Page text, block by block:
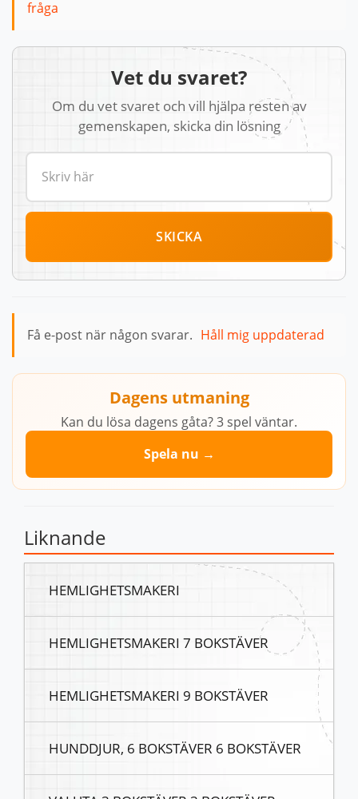
fråga
Vet du svaret?
Om du vet svaret och vill hjälpa resten av
gemenskapen, skicka din lösning
SKICKA
Få e-post när någon svarar. Håll mig uppdaterad
Dagens utmaning
Kan du lösa dagens gåta? 3 spel väntar.
Spela nu →
Liknande
HEMLIGHETSMAKERI
HEMLIGHETSMAKERI 7 BOKSTÄVER
HEMLIGHETSMAKERI 9 BOKSTÄVER
HUNDDJUR, 6 BOKSTÄVER 6 BOKSTÄVER